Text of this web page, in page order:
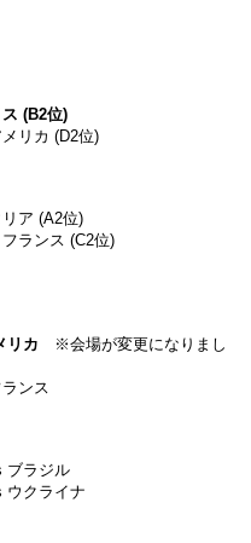
(B2位)
リカ (D2位)
ア (A2位)
ランス (C2位)
リカ ※会場が変更になりまし
ンス
ラジル
クライナ